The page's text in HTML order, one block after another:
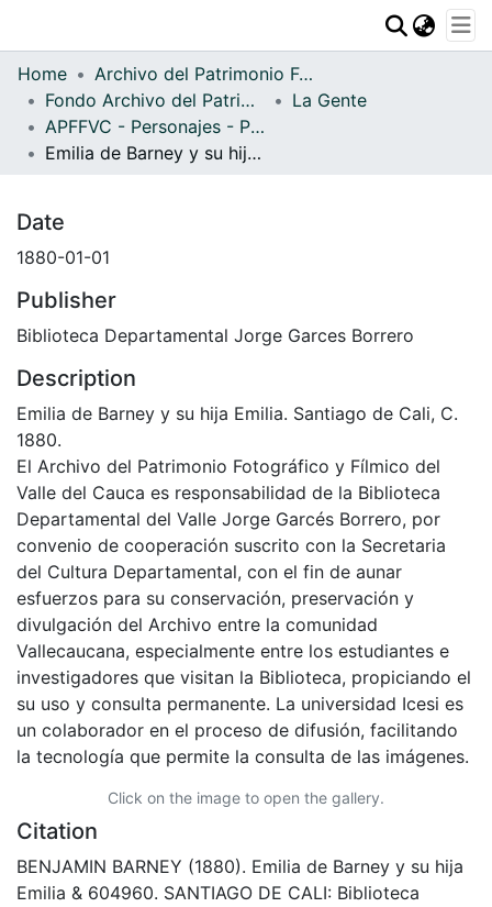
Communities & Collections
All of DSpace
Statistics
Home
Archivo del Patrimonio Fotográfico y Fílmico del Valle del Cauca
Fondo Archivo del Patrimonio Fotográfico y Fílmico del Valle del Cauca
La Gente
APFFVC - Personajes - Patrimonial
Emilia de Barney y su hija Emilia
Date
1880-01-01
Publisher
Biblioteca Departamental Jorge Garces Borrero
Description
Emilia de Barney y su hija Emilia. Santiago de Cali, C.
1880.
El Archivo del Patrimonio Fotográfico y Fílmico del
Valle del Cauca es responsabilidad de la Biblioteca
Departamental del Valle Jorge Garcés Borrero, por
convenio de cooperación suscrito con la Secretaria
del Cultura Departamental, con el fin de aunar
esfuerzos para su conservación, preservación y
divulgación del Archivo entre la comunidad
Vallecaucana, especialmente entre los estudiantes e
investigadores que visitan la Biblioteca, propiciando el
su uso y consulta permanente. La universidad Icesi es
un colaborador en el proceso de difusión, facilitando
la tecnología que permite la consulta de las imágenes.
Click on the image to open the gallery.
Citation
BENJAMIN BARNEY (1880). Emilia de Barney y su hija
Emilia & 604960. SANTIAGO DE CALI: Biblioteca